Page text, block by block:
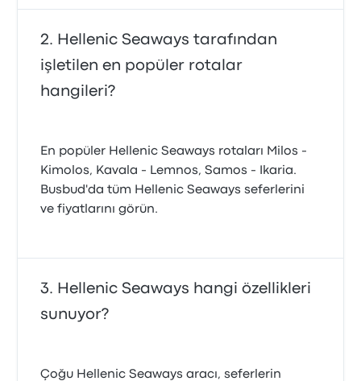
Hellenic Seaways tarafından
işletilen en popüler rotalar
hangileri?
En popüler Hellenic Seaways rotaları Milos -
Kimolos, Kavala - Lemnos, Samos - Ikaria.
Busbud'da tüm Hellenic Seaways seferlerini
ve fiyatlarını görün.
Hellenic Seaways hangi özellikleri
sunuyor?
Çoğu Hellenic Seaways aracı, seferlerin